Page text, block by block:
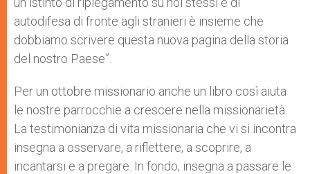
autodifesa di fronte agli stranieri è insieme che
dobbiamo scrivere questa nuova pagina della storia
del nostro Paese”.
Per un ottobre missionario anche un libro così aiuta
le nostre parrocchie a crescere nella missionarietà.
La testimonianza di vita missionaria che vi si incontra
insegna a osservare, a riflettere, a scoprire, a
incantarsi e a pregare. In fondo, insegna a passare le